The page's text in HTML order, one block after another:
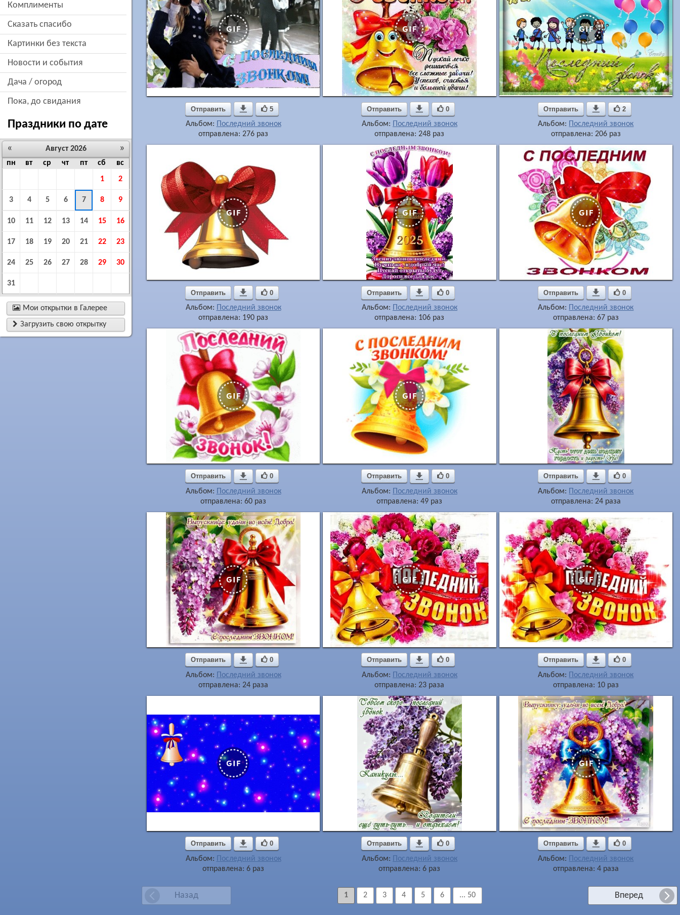
комплименты
сказать спасибо
картинки без текста
новости и события
дача / огород
пока, до свидания
Праздники по дате
« »
Август 2026
пн
вт ср чт пт сб
вс
1
2
3 4 5 6 7 8 9
10 11 12 13 14 15 16
17 18 19 20 21 22 23
24 25 26 27 28 29 30
31
 Мои открытки в Галерее
 Загрузить свою открытку
Отправить  5
Альбом:
Последний звонок
отправлена: 276 раз
Отправить  0
Альбом:
Последний звонок
отправлена: 248 раз
Отправить  2
Альбом:
Последний звонок
отправлена: 206 раз
Отправить  0
Альбом:
Последний звонок
отправлена: 190 раз
Отправить  0
Альбом:
Последний звонок
отправлена: 106 раз
Отправить  0
Альбом:
Последний звонок
отправлена: 67 раз
Отправить  0
Альбом:
Последний звонок
отправлена: 60 раз
Отправить  0
Альбом:
Последний звонок
отправлена: 49 раз
Отправить  0
Альбом:
Последний звонок
отправлена: 24 раза
Отправить  0
Альбом:
Последний звонок
отправлена: 24 раза
Отправить  0
Альбом:
Последний звонок
отправлена: 23 раза
Отправить  0
Альбом:
Последний звонок
отправлена: 10 раз
Отправить  0
Альбом:
Последний звонок
отправлена: 6 раз
Отправить  0
Альбом:
Последний звонок
отправлена: 6 раз
Отправить  0
Альбом:
Последний звонок
отправлена: 4 раза
Назад Вперед
1 2 3 4 5 6 ... 50